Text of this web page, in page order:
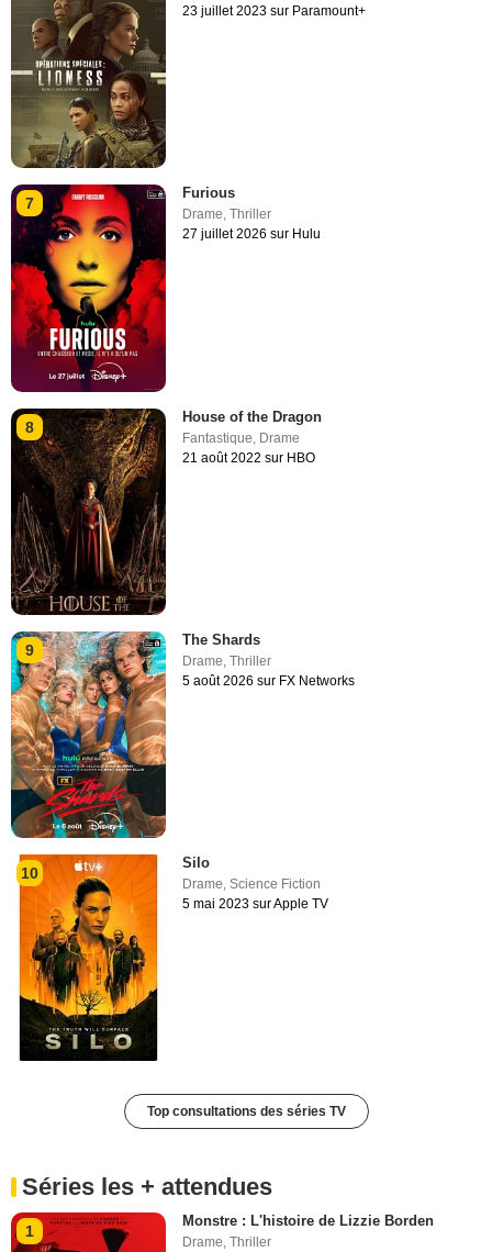
23 juillet 2023 sur Paramount+
7
Furious
Drame,Thriller
27 juillet 2026 sur Hulu
8
House of the Dragon
Fantastique Drame
21 août 2022 sur HBO
9
The Shards
Drame,Thriller
5 août 2026 sur FX Networks
10
Silo
Drame,Science Fiction
5 mai 2023 sur Apple TV
Top consultations des séries TV
Séries les + attendues
1
Monstre : L'histoire de Lizzie Borden
Drame,Thriller